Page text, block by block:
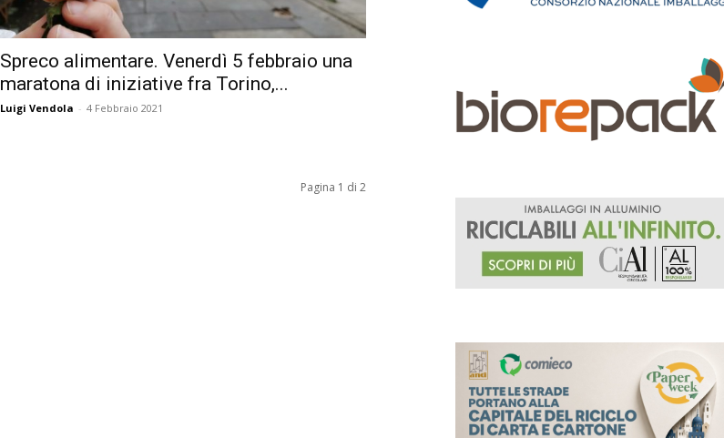
Spreco alimentare. Venerdì 5 febbraio una
maratona di iniziative fra Torino,...
Luigi Vendola - 4 Febbraio 2021
Pagina 1 di 2